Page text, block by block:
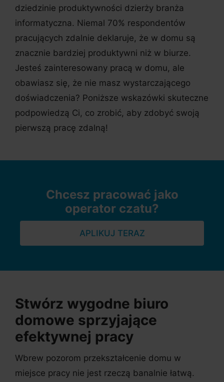
dziedzinie produktywności dzierży branża
informatyczna. Niemal 70% respondentów
pracujących zdalnie deklaruje, że w domu są
znacznie bardziej produktywni niż w biurze.
Jesteś zainteresowany pracą w domu, ale
obawiasz się, że nie masz wystarczającego
doświadczenia? Poniższe wskazówki skuteczne
podpowiedzą Ci, co zrobić, aby zdobyć swoją
pierwszą pracę zdalną!
Chcesz pracować jako
operator czatu?
APLIKUJ TERAZ
Stwórz wygodne biuro
domowe sprzyjające
efektywnej pracy
Wbrew pozorom przekształcenie domu w
miejsce pracy nie jest rzeczą banalnie łatwą.